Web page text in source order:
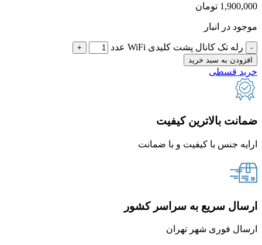
1,900,000 تومان
موجود در انبار
رله تک کانال پشت کلیدی WiFi عدد
افزودن به سبد خرید
خرید قسطی
ضمانت بالاترین کیفیت
ارایه جنس با کیفیت و با ضمانت
ارسال سریع به سراسر کشور
ارسال فوری شهر تهران